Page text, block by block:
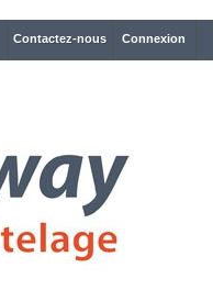
Connexion
Contactez-nous